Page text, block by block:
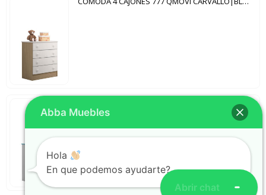
COMODA 4 CAJONES 777 QMOVI BLANCO|AZUL
Abrir chat
Abba Muebles
Hola
En que podemos ayudarte?